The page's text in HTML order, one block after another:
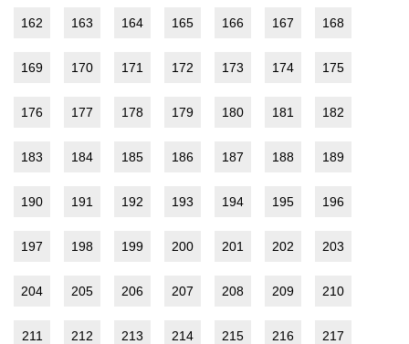
162 163 164 165 166 167 168
169 170 171 172 173 174 175
176 177 178 179 180 181 182
183 184 185 186 187 188 189
190 191 192 193 194 195 196
197 198 199 200 201 202 203
204 205 206 207 208 209 210
211 212 213 214 215 216 217